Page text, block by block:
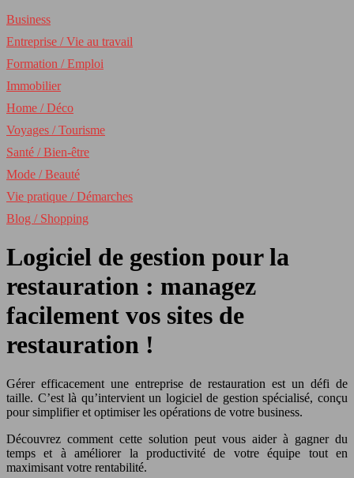
Business
Entreprise / Vie au travail
Formation / Emploi
Immobilier
Home / Déco
Voyages / Tourisme
Santé / Bien-être
Mode / Beauté
Vie pratique / Démarches
Blog / Shopping
Logiciel de gestion pour la
restauration : managez
facilement vos sites de
restauration !
Gérer efficacement une entreprise de restauration est un défi de
taille. C’est là qu’intervient un logiciel de gestion spécialisé, conçu
pour simplifier et optimiser les opérations de votre business.
Découvrez comment cette solution peut vous aider à gagner du
temps et à améliorer la productivité de votre équipe tout en
maximisant votre rentabilité.